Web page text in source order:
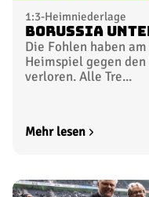
1:3-Heimniederlage
Borussia
Die Fohlen haben
Heimspiel gegen
verloren. Alle Tre...
Mehr lesen